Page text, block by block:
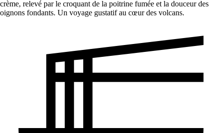
crème, relevé par le croquant de la poitrine fumée et la douceur des
oignons fondants. Un voyage gustatif au cœur des volcans.